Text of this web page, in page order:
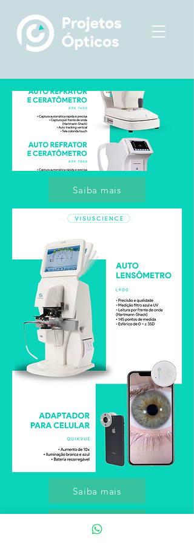
Saiba mais
Saiba mais
Saiba mais